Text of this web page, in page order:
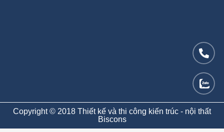
Copyright © 2018 Thiết kế và thi công kiến trúc - nội thất
Biscons